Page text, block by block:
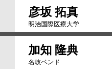
彦坂 拓真
明治国際医療大学
加知 隆典
名岐ベンド